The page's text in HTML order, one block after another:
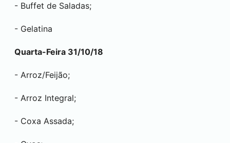
- Buffet de Saladas;
- Gelatina
Quarta-Feira 31/10/18
- Arroz/Feijão;
- Arroz Integral;
- Coxa Assada;